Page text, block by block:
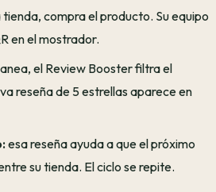
tienda, compra el producto. Su equipo
en el mostrador.
el Review Booster filtra el
reseña de 5 estrellas aparece en
esa reseña ayuda a que el próximo
su tienda. El ciclo se repite.